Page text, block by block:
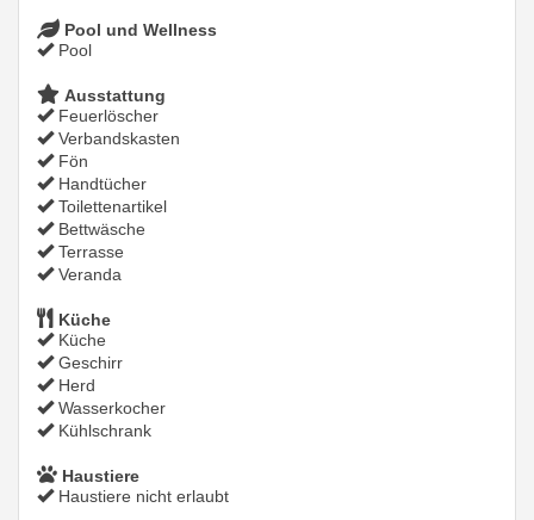
Pool und Wellness
Pool
Ausstattung
Feuerlöscher
Verbandskasten
Fön
Handtücher
Toilettenartikel
Bettwäsche
Terrasse
Veranda
Küche
Küche
Geschirr
Herd
Wasserkocher
Kühlschrank
Haustiere
Haustiere nicht erlaubt